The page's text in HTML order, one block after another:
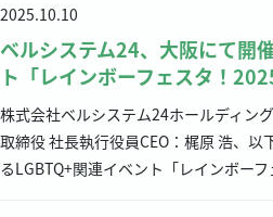
2025.10.10
ベルシステム24、大阪にて開
ト「レインボーフェスタ！
株式会社ベルシステム24ホールディン
取締役 社長執行役員CEO：梶原 浩、
るLGBTQ+関連イベント「レインボー